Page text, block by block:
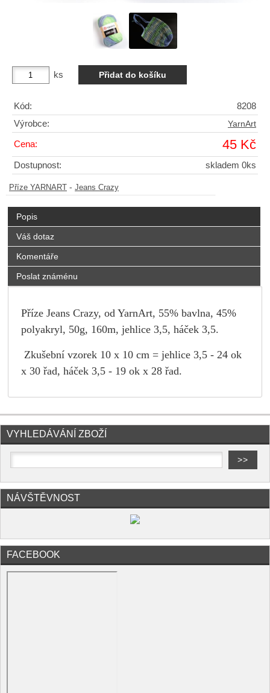
ks
Kód:
8208
Výrobce:
YarnArt
Cena: 45 Kč
Dostupnost: skladem 0ks
Příze YARNART - Jeans Crazy
Popis
Váš dotaz
Komentáře
Poslat známénu
Příze Jeans Crazy, od YarnArt, 55% bavlna, 45%
polyakryl, 50g, 160m, jehlice 3,5, háček 3,5.
Zkušební vzorek 10 x 10 cm = jehlice 3,5 - 24 ok
x 30 řad, háček 3,5 - 19 ok x 28 řad.
VYHLEDÁVÁNÍ ZBOŽÍ
NÁVŠTĚVNOST
FACEBOOK